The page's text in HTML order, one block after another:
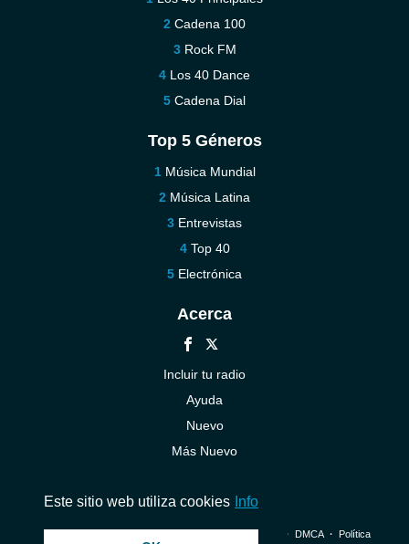
Cadena 100
Rock FM
Los 40 Dance
Cadena Dial
Top 5 Géneros
Música Mundial
Música Latina
Entrevistas
Top 40
Electrónica
Acerca
Incluir tu radio
Ayuda
Nuevo
Más Nuevo
© 2026 InstantAudio. Reservados todos los derechos. ・ DMCA・ Política
Este sitio web utiliza cookies Info